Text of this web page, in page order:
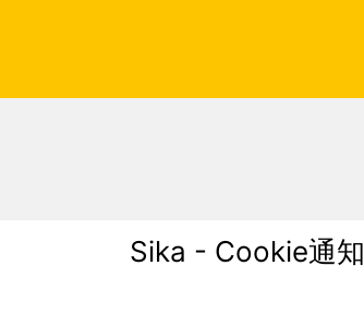
Sika - Cookie通知